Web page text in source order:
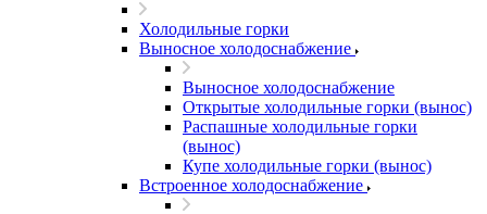
Холодильные горки
Выносное холодоснабжение
Выносное холодоснабжение
Открытые холодильные горки (вынос)
Распашные холодильные горки
(вынос)
Купе холодильные горки (вынос)
Встроенное холодоснабжение